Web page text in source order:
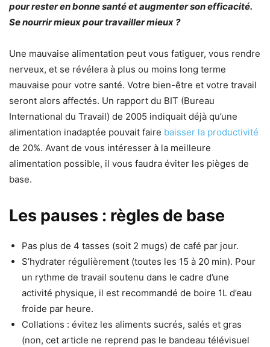
pour rester en bonne santé et augmenter son efficacité.
Se nourrir mieux pour travailler mieux ?
Une mauvaise alimentation peut vous fatiguer, vous rendre
nerveux, et se révélera à plus ou moins long terme
mauvaise pour votre santé. Votre bien-être et votre travail
seront alors affectés. Un rapport du BIT (Bureau
International du Travail) de 2005 indiquait déjà qu’une
alimentation inadaptée pouvait faire baisser la productivité
de 20%. Avant de vous intéresser à la meilleure
alimentation possible, il vous faudra éviter les pièges de
base.
Les pauses : règles de base
Pas plus de 4 tasses (soit 2 mugs) de café par jour.
S’hydrater régulièrement (toutes les 15 à 20 min). Pour
un rythme de travail soutenu dans le cadre d’une
activité physique, il est recommandé de boire 1L d’eau
froide par heure.
Collations : évitez les aliments sucrés, salés et gras
(non, cet article ne reprend pas le bandeau télévisuel